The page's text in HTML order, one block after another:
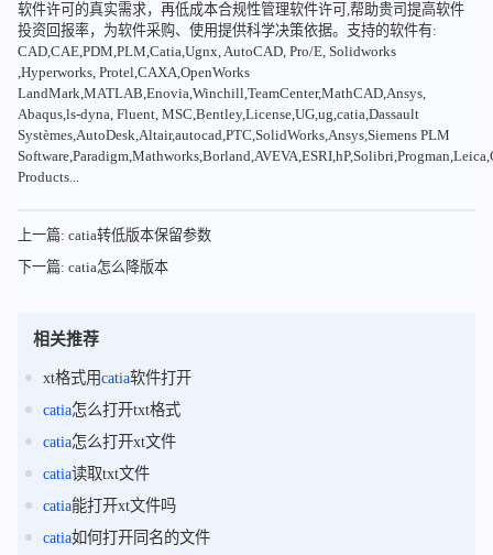
软件许可的真实需求，再低成本合规性管理软件许可,帮助贵司提高软件
投资回报率，为软件采购、使用提供科学决策依据。支持的软件有:
CAD,CAE,PDM,PLM,Catia,Ugnx, AutoCAD, Pro/E, Solidworks
,Hyperworks, Protel,CAXA,OpenWorks
LandMark,MATLAB,Enovia,Winchill,TeamCenter,MathCAD,Ansys,
Abaqus,ls-dyna, Fluent, MSC,Bentley,License,UG,ug,catia,Dassault
Systèmes,AutoDesk,Altair,autocad,PTC,SolidWorks,Ansys,Siemens PLM
Products...
上一篇: catia转低版本保留参数
下一篇: catia怎么降版本
相关推荐
xt格式用catia软件打开
catia怎么打开txt格式
catia怎么打开xt文件
catia读取txt文件
catia能打开xt文件吗
catia如何打开同名的文件